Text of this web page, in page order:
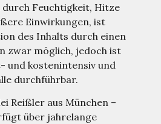
Feuchtigkeit, Hitze
Einwirkungen, ist
des Inhalts durch einen
zwar möglich, jedoch ist
und kostenintensiv und
durchführbar.
Reißler aus München –
über jahrelange